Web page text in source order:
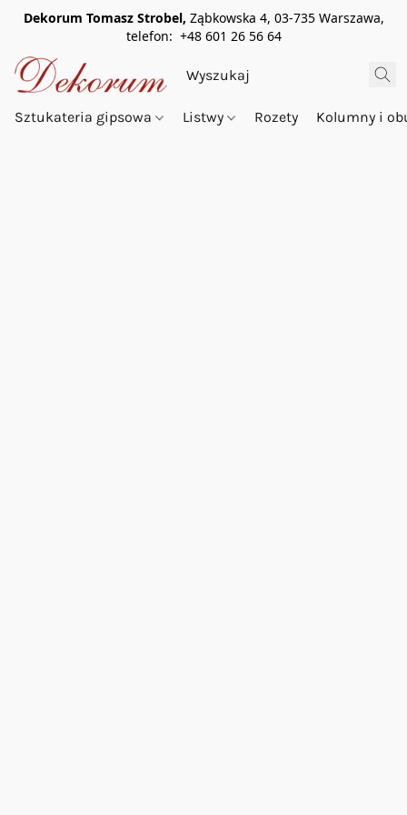
Dekorum Tomasz Strobel, Ząbkowska 4, 03-735 Warszawa,
telefon: +48 601 26 56 64
Sztukateria gipsowa Listwy Rozety Kolumny i